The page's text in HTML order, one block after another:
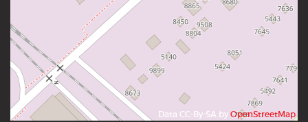
Data CC-By-SA by OpenStreetMap